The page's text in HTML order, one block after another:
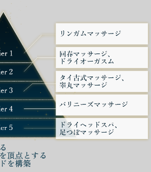
頂点とする
を構築